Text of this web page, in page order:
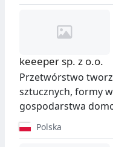
keeeper sp. z o.o.
Przetwórstwo
sztucznych, formy
gospodarstwa
Polska